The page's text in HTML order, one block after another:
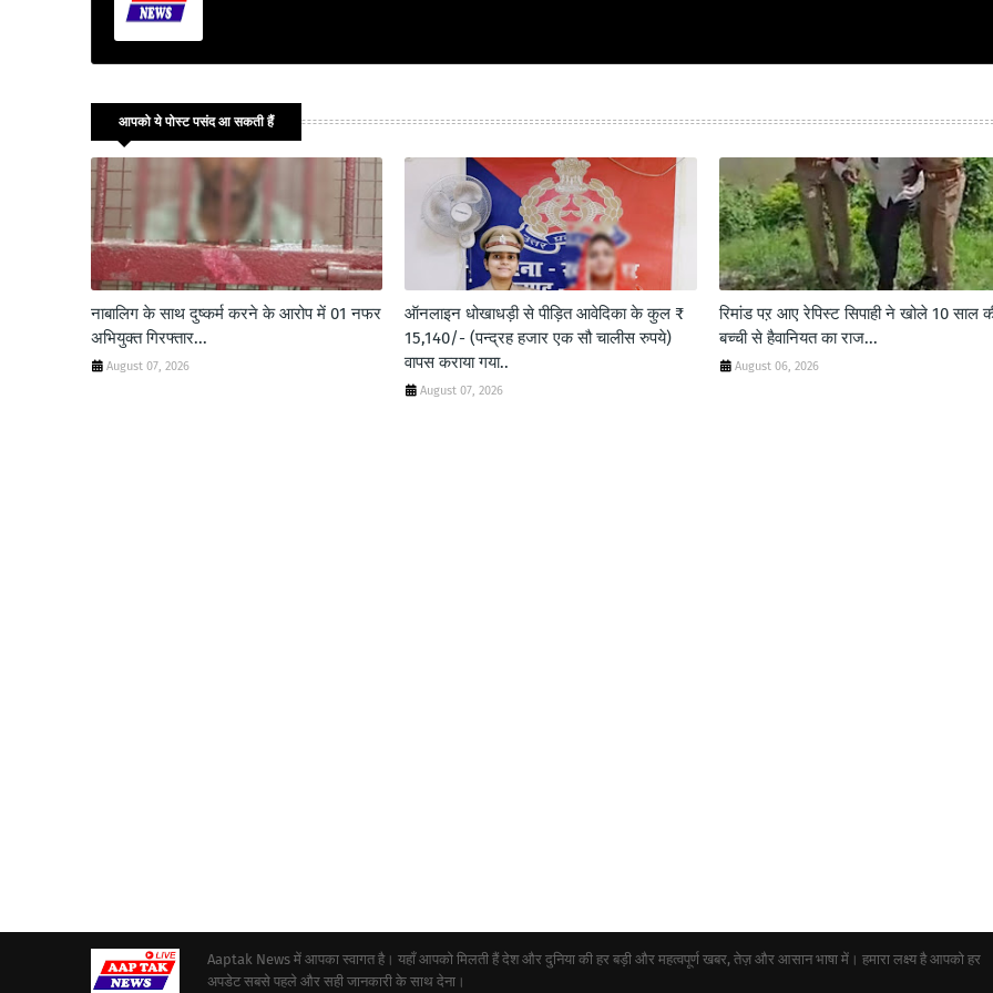
आपको ये पोस्ट पसंद आ सकती हैं
नाबालिग के साथ दुष्कर्म करने के आरोप में 01 नफर
अभियुक्त गिरफ्तार...
August 07, 2026
ऑनलाइन धोखाधड़ी से पीड़ित आवेदिका के कुल ₹
15,140/- (पन्द्रह हजार एक सौ चालीस रुपये)
वापस कराया गया..
August 07, 2026
रिमांड पऱ आए रेपिस्ट सिपाही ने खोले 10 साल
बच्ची से हैवानियत का राज...
August 06, 2026
Aaptak News में आपका स्वागत है। यहाँ आपको मिलती हैं देश और दुनिया की हर बड़ी और महत्वपूर्ण खबर, तेज़ और आसान भाषा में। हमारा लक्ष्य है आपको हर
अपडेट सबसे पहले और सही जानकारी के साथ देना।